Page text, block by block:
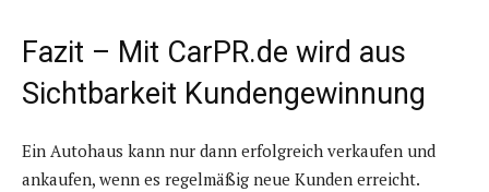
Fazit – Mit CarPR.de wird aus
Sichtbarkeit Kundengewinnung
Ein Autohaus kann nur dann erfolgreich verkaufen und
ankaufen, wenn es regelmäßig neue Kunden erreicht.